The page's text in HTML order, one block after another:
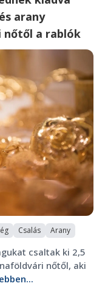
arany
nőtől a rablók
Csalás Arany
csaltak ki 2,5
nőtől, aki